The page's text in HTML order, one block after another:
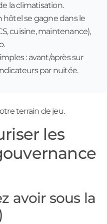
la climatisation.
hôtel se gagne dans le
cuisine, maintenance),
: avant/après sur
par nuitée.
terrain de jeu.
les
avoir sous la